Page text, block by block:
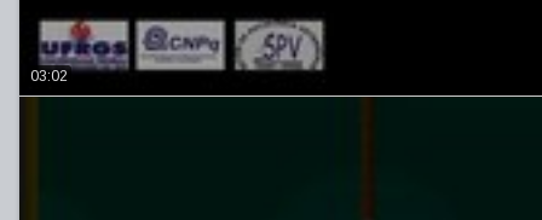
03:02